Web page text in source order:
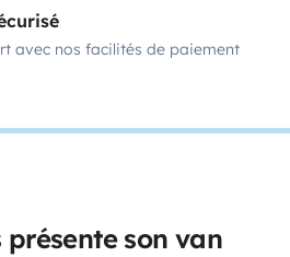
avec nos facilités de paiement
son van